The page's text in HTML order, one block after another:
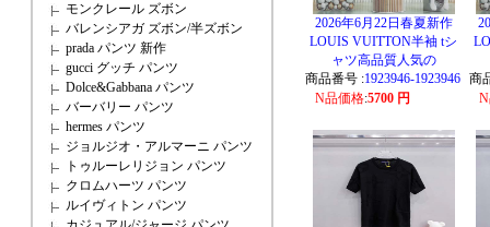
モンクレール ズボン
バレンシアガ ズボン/半ズボン
prada パンツ 新作
gucci グッチ パンツ
Dolce&Gabbana パンツ
バーバリー パンツ
hermes パンツ
ジョルジオ・アルマーニ パンツ
トゥルーレリジョン パンツ
クロムハーツ パンツ
ルイヴィトン パンツ
2026年6月22日春夏新作
LOUIS VUITTON半袖 tシ
ャツ高品質人気の
商品番号 :1923946-1923946
N品価格:5700 円
商